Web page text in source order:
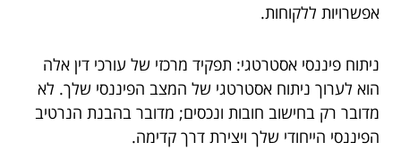
אפשרויות ללקוחות.
ניתוח פיננסי אסטרטגי: תפקיד מרכזי של עורכי דין אלה
הוא לערוך ניתוח אסטרטגי של המצב הפיננסי שלך. לא
מדובר רק בחישוב חובות ונכסים; מדובר בהבנת הנרטיב
הפיננסי הייחודי שלך ויצירת דרך קדימה.